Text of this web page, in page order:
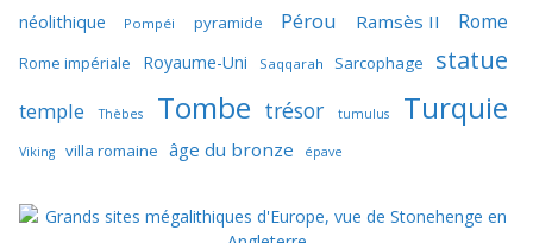
néolithique Pompéi pyramide Pérou Ramsès II Rome
Rome impériale Royaume-Uni Saqqarah Sarcophage statue
temple Thèbes Tombe trésor tumulus Turquie
Viking villa romaine âge du bronze épave